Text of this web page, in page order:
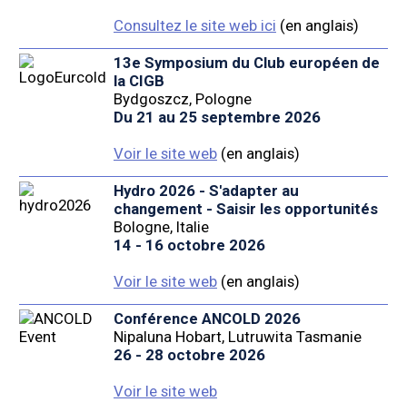
Consultez le site web ici (en anglais)
13e Symposium du Club européen de
la CIGB
Bydgoszcz, Pologne
Du 21 au 25 septembre 2026
Voir le site web(en anglais)
Hydro 2026 - S'adapter au
changement - Saisir les opportunités
Bologne, Italie
14 - 16 octobre 2026
Voir le site web(en anglais)
Conférence ANCOLD 2026
Nipaluna Hobart, Lutruwita Tasmanie
26 - 28 octobre 2026
Voir le site web